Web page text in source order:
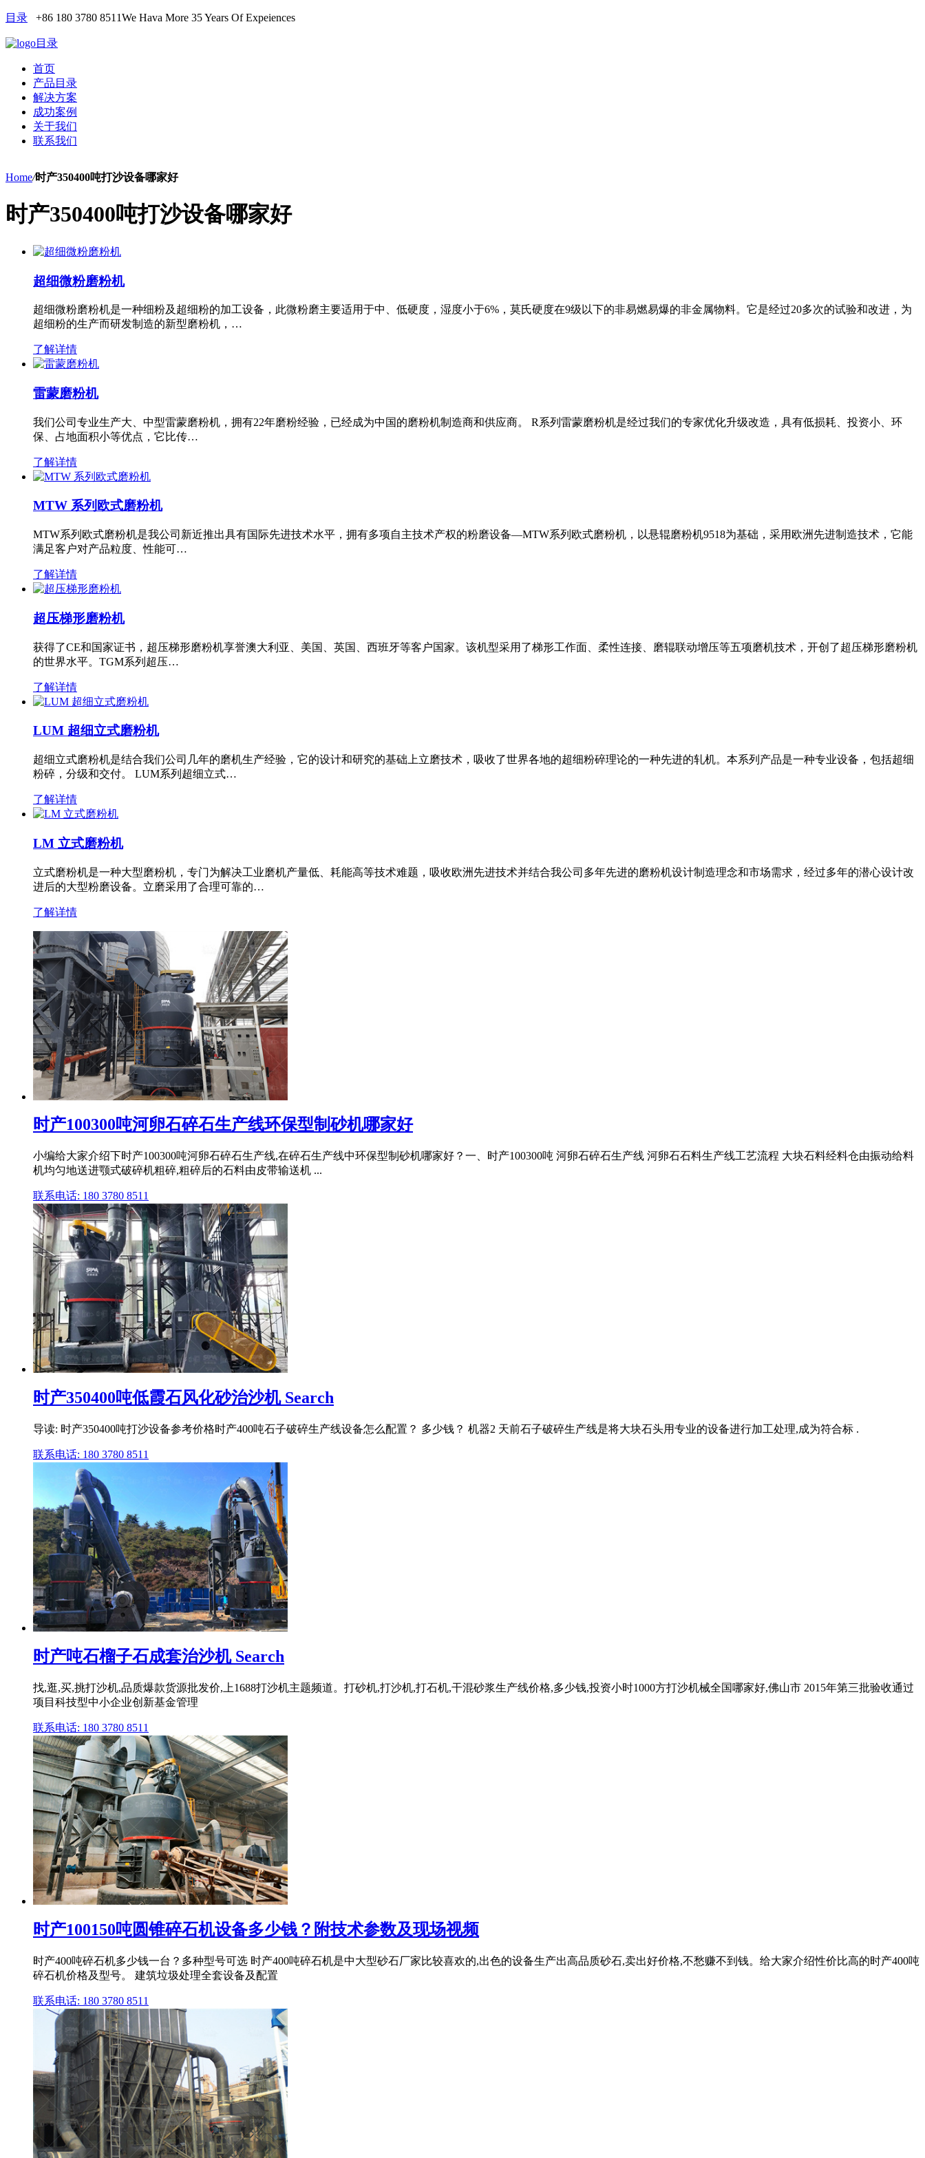
目录 +86 180 3780 8511We Hava More 35 Years Of Expeiences
目录
首页
产品目录
解决方案
成功案例
关于我们
联系我们
Home/时产350400吨打沙设备哪家好
时产350400吨打沙设备哪家好
超细微粉磨粉机
超细微粉磨粉机是一种细粉及超细粉的加工设备，此微粉磨主要适用于中、低硬度，湿度小于6%，莫氏硬度在9级以下的非易燃易爆的非金属物料。它是经过20多次的试验和改进，为
超细粉的生产而研发制造的新型磨粉机，…
了解详情
雷蒙磨粉机
我们公司专业生产大、中型雷蒙磨粉机，拥有22年磨粉经验，已经成为中国的磨粉机制造商和供应商。 R系列雷蒙磨粉机是经过我们的专家优化升级改造，具有低损耗、投资小、环
保、占地面积小等优点，它比传…
了解详情
MTW 系列欧式磨粉机
MTW系列欧式磨粉机是我公司新近推出具有国际先进技术水平，拥有多项自主技术产权的粉磨设备—MTW系列欧式磨粉机，以悬辊磨粉机9518为基础，采用欧洲先进制造技术，它能
满足客户对产品粒度、性能可…
了解详情
超压梯形磨粉机
获得了CE和国家证书，超压梯形磨粉机享誉澳大利亚、美国、英国、西班牙等客户国家。该机型采用了梯形工作面、柔性连接、磨辊联动增压等五项磨机技术，开创了超压梯形磨粉机
的世界水平。TGM系列超压…
了解详情
LUM 超细立式磨粉机
超细立式磨粉机是结合我们公司几年的磨机生产经验，它的设计和研究的基础上立磨技术，吸收了世界各地的超细粉碎理论的一种先进的轧机。本系列产品是一种专业设备，包括超细
粉碎，分级和交付。 LUM系列超细立式…
了解详情
LM 立式磨粉机
立式磨粉机是一种大型磨粉机，专门为解决工业磨机产量低、耗能高等技术难题，吸收欧洲先进技术并结合我公司多年先进的磨粉机设计制造理念和市场需求，经过多年的潜心设计改
进后的大型粉磨设备。立磨采用了合理可靠的…
了解详情
时产100300吨河卵石碎石生产线环保型制砂机哪家好
小编给大家介绍下时产100300吨河卵石碎石生产线,在碎石生产线中环保型制砂机哪家好？一、时产100300吨 河卵石碎石生产线 河卵石石料生产线工艺流程 大块石料经料仓由振动给料
机均匀地送进颚式破碎机粗碎,粗碎后的石料由皮带输送机 ...
联系电话: 180 3780 8511
时产350400吨低霞石风化砂治沙机 Search
导读: 时产350400吨打沙设备参考价格时产400吨石子破碎生产线设备怎么配置？ 多少钱？ 机器2 天前石子破碎生产线是将大块石头用专业的设备进行加工处理,成为符合标 .
联系电话: 180 3780 8511
时产吨石榴子石成套治沙机 Search
找,逛,买,挑打沙机,品质爆款货源批发价,上1688打沙机主题频道。打砂机,打沙机,打石机,干混砂浆生产线价格,多少钱,投资小时1000方打沙机械全国哪家好,佛山市 2015年第三批验收通过
项目科技型中小企业创新基金管理
联系电话: 180 3780 8511
时产100150吨圆锥碎石机设备多少钱？附技术参数及现场视频
时产400吨碎石机多少钱一台？多种型号可选 时产400吨碎石机是中大型砂石厂家比较喜欢的,出色的设备生产出高品质砂石,卖出好价格,不愁赚不到钱。给大家介绍性价比高的时产400吨
碎石机价格及型号。 建筑垃圾处理全套设备及配置
联系电话: 180 3780 8511